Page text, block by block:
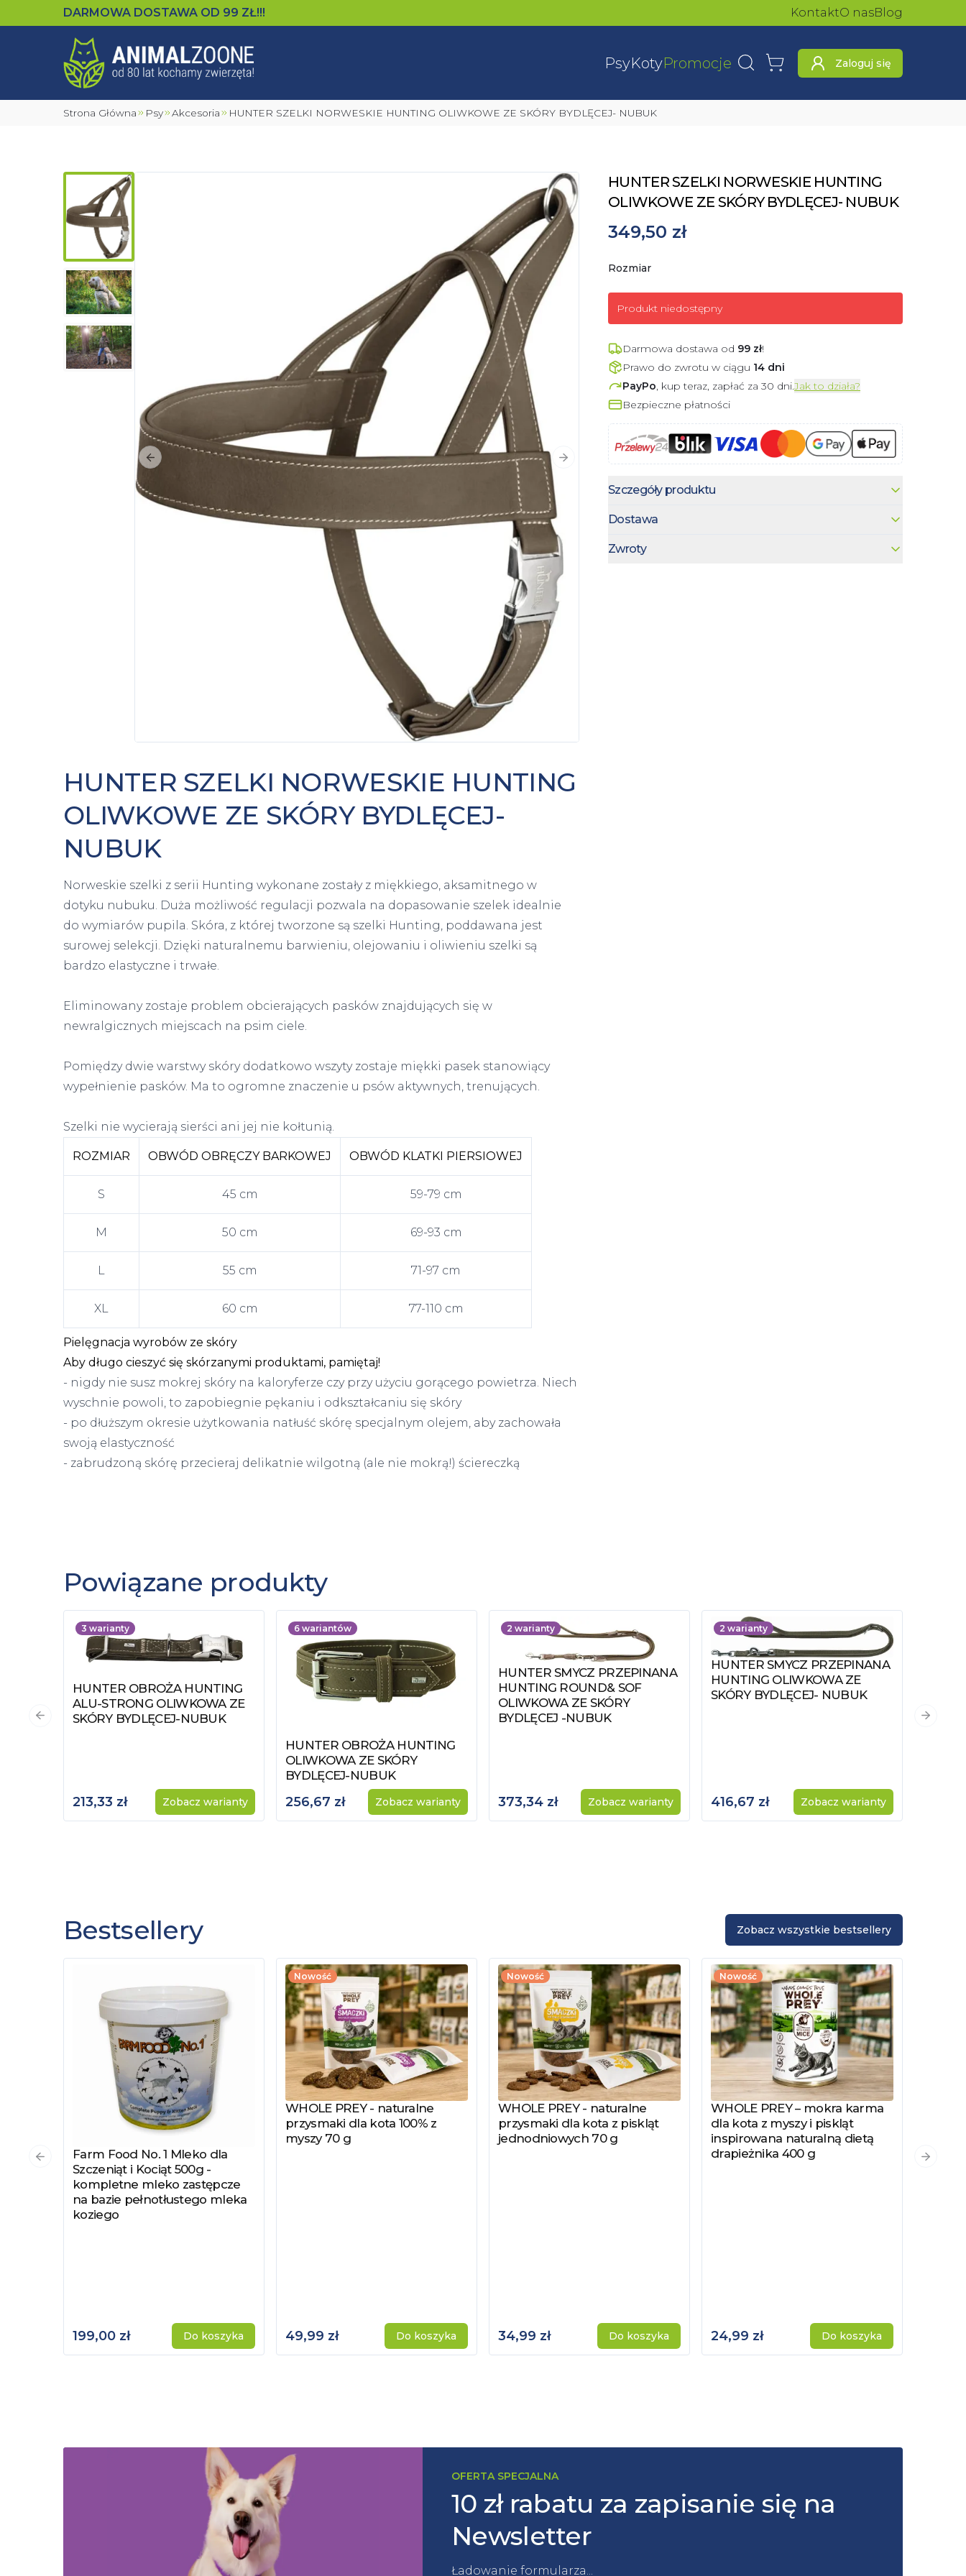
DARMOWA DOSTAWA OD 99 ZŁ!!! KontaktO nasBlog
PsyKotyPromocje WyszukajKoszyk Zaloguj się
Strona Główna Psy Akcesoria HUNTER SZELKI NORWESKIE HUNTING OLIWKOWE ZE SKÓRY BYDLĘCEJ- NUBUK
Poprzedni slajd Następny slajd
HUNTER SZELKI NORWESKIE HUNTING
OLIWKOWE ZE SKÓRY BYDLĘCEJ- NUBUK
349,50 zł
Rozmiar
Produkt niedostępny
Darmowa dostawa od 99 zł!
Prawo do zwrotu w ciągu 14 dni
PayPo, kup teraz, zapłać za 30 dni.Jak to działa?
Bezpieczne płatności
Szczegóły produktu
Dostawa
Zwroty
HUNTER SZELKI NORWESKIE HUNTING
OLIWKOWE ZE SKÓRY BYDLĘCEJ-
NUBUK
Norweskie szelki z serii Hunting wykonane zostały z miękkiego, aksamitnego w
dotyku nubuku. Duża możliwość regulacji pozwala na dopasowanie szelek idealnie
do wymiarów pupila. Skóra, z której tworzone są szelki Hunting, poddawana jest
surowej selekcji. Dzięki naturalnemu barwieniu, olejowaniu i oliwieniu szelki są
bardzo elastyczne i trwałe.
Eliminowany zostaje problem obcierających pasków znajdujących się w
newralgicznych miejscach na psim ciele.
Pomiędzy dwie warstwy skóry dodatkowo wszyty zostaje miękki pasek stanowiący
wypełnienie pasków. Ma to ogromne znaczenie u psów aktywnych, trenujących.
Szelki nie wycierają sierści ani jej nie kołtunią.
ROZMIAR OBWÓD OBRĘCZY BARKOWEJ OBWÓD KLATKI PIERSIOWEJ
S 45 cm 59-79 cm
M 50 cm 69-93 cm
L 55 cm 71-97 cm
XL 60 cm 77-110 cm
Pielęgnacja wyrobów ze skóry
Aby długo cieszyć się skórzanymi produktami, pamiętaj!
- nigdy nie susz mokrej skóry na kaloryferze czy przy użyciu gorącego powietrza. Niech
wyschnie powoli, to zapobiegnie pękaniu i odkształcaniu się skóry
- po dłuższym okresie użytkowania natłuść skórę specjalnym olejem, aby zachowała
swoją elastyczność
- zabrudzoną skórę przecieraj delikatnie wilgotną (ale nie mokrą!) ściereczką
Powiązane produkty
3 warianty
Zobacz produkt
HUNTER OBROŻA HUNTING
ALU-STRONG OLIWKOWA ZE
SKÓRY BYDLĘCEJ-NUBUK
213,33 zł Zobacz warianty
6 wariantów
Zobacz produkt
HUNTER OBROŻA HUNTING
OLIWKOWA ZE SKÓRY
BYDLĘCEJ-NUBUK
256,67 zł Zobacz warianty
2 warianty
Zobacz produkt
HUNTER SMYCZ PRZEPINANA
HUNTING ROUND& SOF
OLIWKOWA ZE SKÓRY
BYDLĘCEJ -NUBUK
373,34 zł Zobacz warianty
2 warianty
Zobacz produkt
HUNTER SMYCZ PRZEPINANA
HUNTING OLIWKOWA ZE
SKÓRY BYDLĘCEJ- NUBUK
416,67 zł Zobacz warianty
Poprzedni slajd
Bestsellery Zobacz wszystkie bestsellery
Zobacz produkt
Farm Food No. 1 Mleko dla
Szczeniąt i Kociąt 500g -
kompletne mleko zastępcze
na bazie pełnotłustego mleka
koziego
199,00 zł Do koszyka
Nowość
Zobacz produkt
WHOLE PREY - naturalne
przysmaki dla kota 100% z
myszy 70 g
49,99 zł Do koszyka
Nowość
Zobacz produkt
WHOLE PREY - naturalne
przysmaki dla kota z piskląt
jednodniowych 70 g
34,99 zł Do koszyka
Nowość
Zobacz produkt
WHOLE PREY – mokra karma
dla kota z myszy i piskląt
inspirowana naturalną dietą
drapieżnika 400 g
24,99 zł Do koszyka
Poprzedni slajd
OFERTA SPECJALNA
10 zł rabatu za zapisanie się na
Newsletter
Ładowanie formularza...